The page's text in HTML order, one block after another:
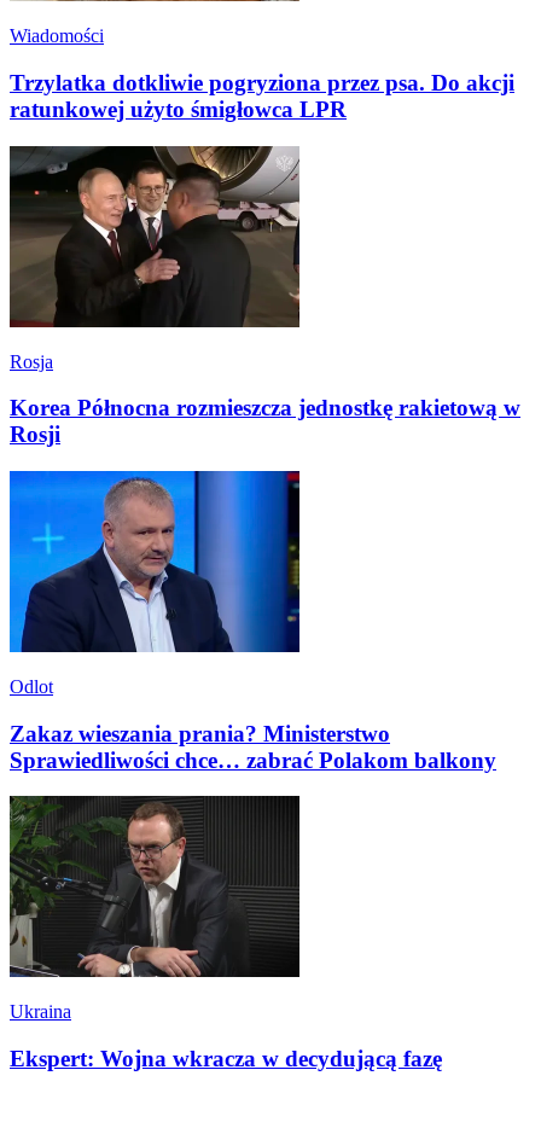
Wiadomości
Trzylatka dotkliwie pogryziona przez psa. Do akcji
ratunkowej użyto śmigłowca LPR
Rosja
Korea Północna rozmieszcza jednostkę rakietową w
Rosji
Odlot
Zakaz wieszania prania? Ministerstwo
Sprawiedliwości chce… zabrać Polakom balkony
Ukraina
Ekspert: Wojna wkracza w decydującą fazę